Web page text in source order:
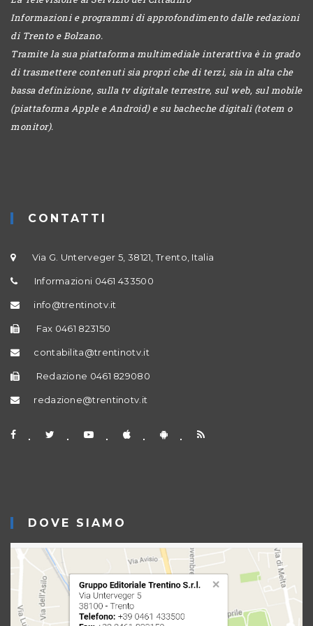
Informazioni e programmi di approfondimento dalle redazioni
di Trento e Bolzano.
Tramite la sua piattaforma multimediale interattiva è in grado
di trasmettere contenuti sia propri che di terzi, sia in alta che
bassa definizione, sulla tv digitale terrestre, sul web, sul mobile
(piattaforma Apple e Android) e su bacheche digitali (totem o
monitor).
CONTATTI
Via G. Unterveger 5, 38121, Trento, Italia
Informazioni 0461 433500
info@trentinotv.it
Fax 0461 823150
contabilita@trentinotv.it
Redazione 0461 829080
redazione@trentinotv.it
DOVE SIAMO